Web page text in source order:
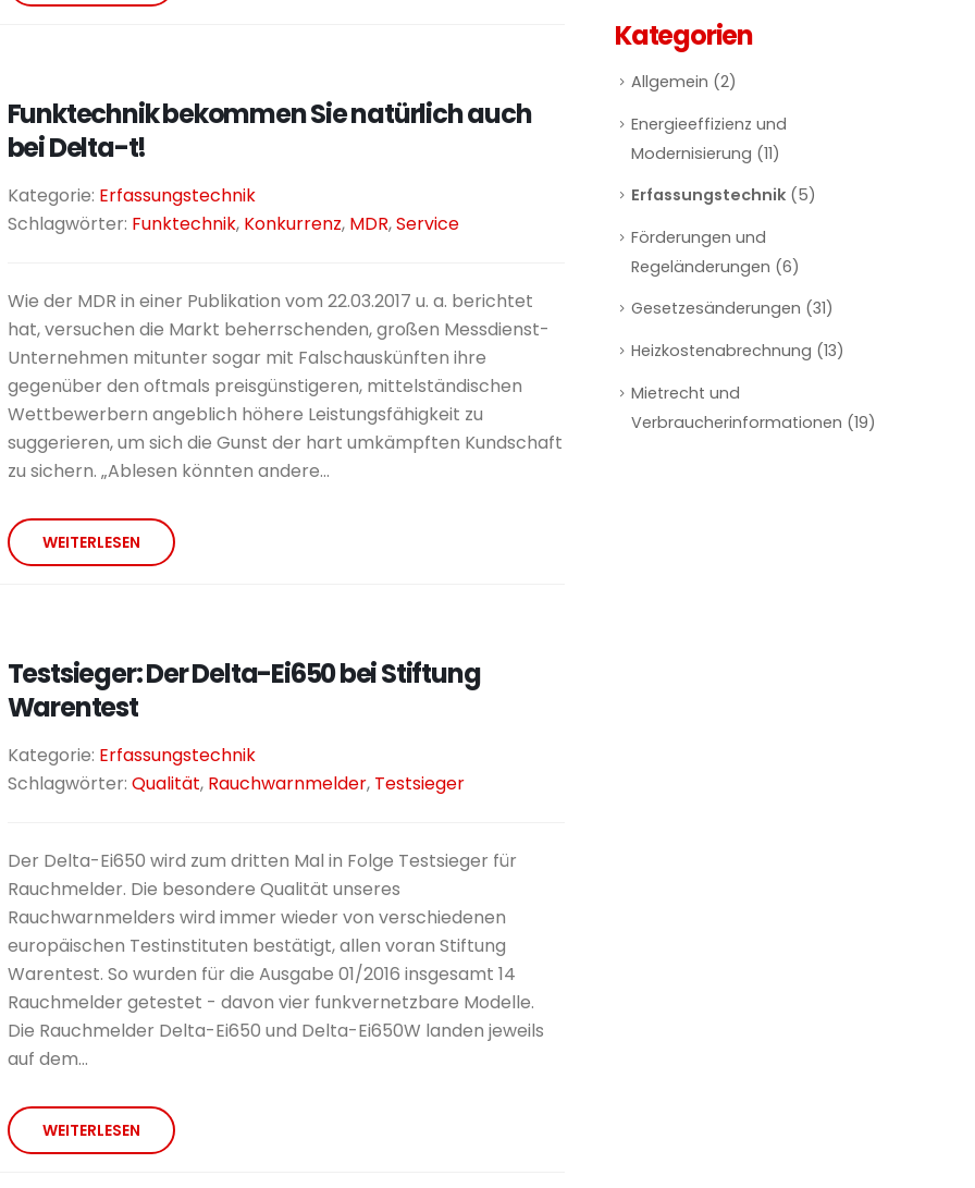
Funktechnik bekommen Sie natürlich auch
bei Delta-t!
Kategorie: Erfassungstechnik
Schlagwörter: Funktechnik, Konkurrenz, MDR,Service
Wie der MDR in einer Publikation vom 22.03.2017 u. a. berichtet
hat, versuchen die Markt beherrschenden, großen Messdienst-
Unternehmen mitunter sogar mit Falschauskünften ihre
gegenüber den oftmals preisgünstigeren, mittelständischen
Wettbewerbern angeblich höhere Leistungsfähigkeit zu
suggerieren, um sich die Gunst der hart umkämpften Kundschaft
zu sichern. „Ablesen könnten andere...
WEITERLESEN
Testsieger: Der Delta-Ei650 bei Stiftung
Warentest
Kategorie: Erfassungstechnik
Schlagwörter: Qualität, Rauchwarnmelder, Testsieger
Der Delta-Ei650 wird zum dritten Mal in Folge Testsieger für
Rauchmelder. Die besondere Qualität unseres
Rauchwarnmelders wird immer wieder von verschiedenen
europäischen Testinstituten bestätigt, allen voran Stiftung
Warentest. So wurden für die Ausgabe 01/2016 insgesamt 14
Rauchmelder getestet - davon vier funkvernetzbare Modelle.
Die Rauchmelder Delta-Ei650 und Delta-Ei650W landen jeweils
auf dem...
WEITERLESEN
Kategorien
Allgemein (2)
Energieeffizienz und
Modernisierung (11)
Erfassungstechnik (5)
Förderungen und
Regeländerungen (6)
Gesetzesänderungen (31)
Heizkostenabrechnung (13)
Mietrecht und
Verbraucherinformationen (19)